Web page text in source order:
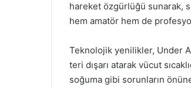
hareket özgürlüğü sunarak,
hem amatör hem de
Teknolojik yenilikler, Under
teri dışarı atarak vücut
soğuma gibi sorunların